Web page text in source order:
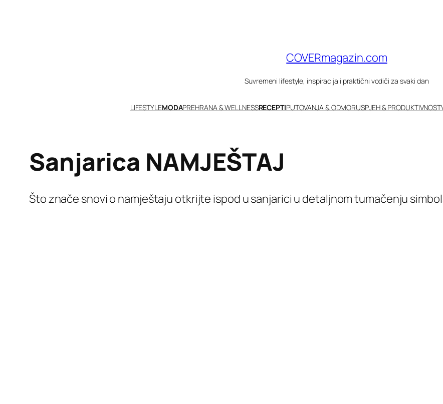
COVERmagazin.com
Suvremeni lifestyle, inspiracija i praktični vodiči za svaki dan
LIFESTYLEMODAPREHRANA & WELLNESSRECEPTIPUTOVANJA & ODMORUSPJEH & PRODUKTIVNOST
Sanjarica NAMJEŠTAJ
Što znače snovi o namještaju otkrijte ispod u sanjarici u detaljnom tumačenju